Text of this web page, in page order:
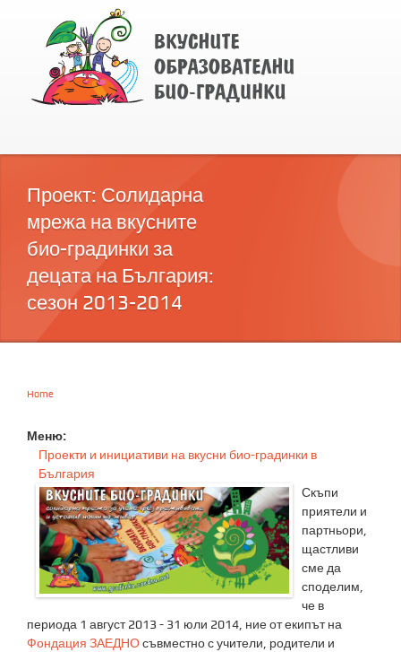
Проект: Солидарна
мрежа на вкусните
био-градинки за
децата на България:
сезон 2013-2014
Home
Меню:
Проекти и инициативи на вкусни био-градинки в
България
Скъпи
приятели и
партньори,
щастливи
сме да
споделим,
че в
периода 1 август 2013 - 31 юли 2014, ние от екипът на
Фондация ЗАЕДНОсъвместно с учители, родители и